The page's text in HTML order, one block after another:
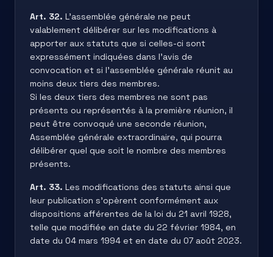
Art. 32. L’assemblée générale ne peut
valablement délibérer sur les modifications à
apporter aux statuts que si celles-ci sont
expressément indiquées dans l’avis de
convocation et si l’assemblée générale réunit au
moins deux tiers des membres.
Si les deux tiers des membres ne sont pas
présents ou représentés à la première réunion, il
peut être convoqué une seconde réunion,
Assemblée générale extraordinaire, qui pourra
délibérer quel que soit le nombre des membres
présents.
Art. 33. Les modifications des statuts ainsi que
leur publication s’opèrent conformément aux
dispositions afférentes de la loi du 21 avril 1928,
telle que modifiée en date du 22 février 1984, en
date du 04 mars 1994 et en date du 07 août 2023.